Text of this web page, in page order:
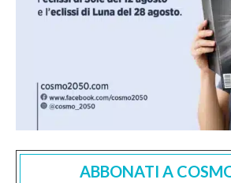
ABBONATI A